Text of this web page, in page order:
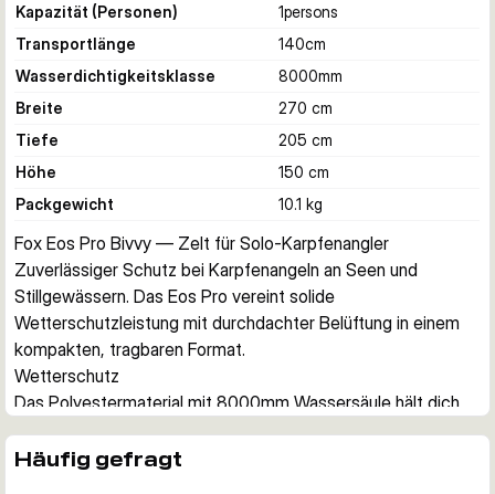
Kapazität (Personen)
1persons
Transportlänge
140cm
Wasserdichtigkeitsklasse
8000mm
Breite
270 cm
Tiefe
205 cm
Höhe
150 cm
Packgewicht
10.1 kg
Fox Eos Pro Bivvy — Zelt für Solo-Karpfenangler
Zuverlässiger Schutz bei Karpfenangeln an Seen und
Stillgewässern. Das Eos Pro vereint solide
Wetterschutzleistung mit durchdachter Belüftung in einem
kompakten, tragbaren Format.
Wetterschutz
Das Polyestermaterial mit 8000mm Wassersäule hält dich
Innenlaminierung reduziert Lichteintritt, hält das Zeltinnere
Häufig gefragt